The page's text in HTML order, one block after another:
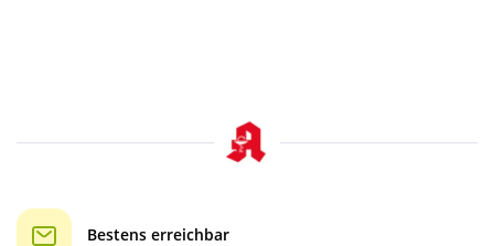
Bestens erreichbar